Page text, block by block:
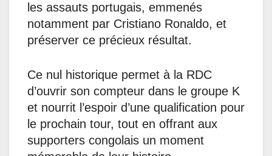
les assauts portugais, emmenés
notamment par Cristiano Ronaldo, et
préserver ce précieux résultat.
Ce nul historique permet à la RDC
d’ouvrir son compteur dans le groupe K
et nourrit l’espoir d’une qualification pour
le prochain tour, tout en offrant aux
supporters congolais un moment